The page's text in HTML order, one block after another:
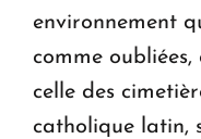
environnement
comme
celle des
catholique latin,